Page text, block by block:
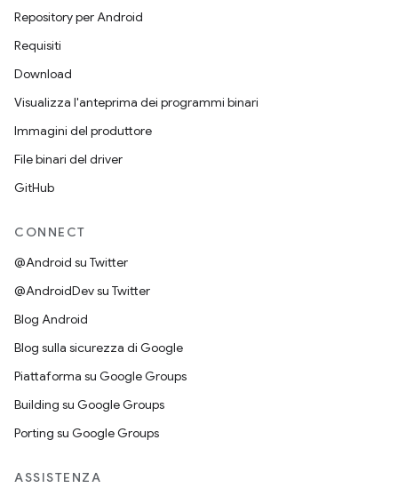
Repository per Android
Requisiti
Download
Visualizza l'anteprima dei programmi binari
Immagini del produttore
File binari del driver
GitHub
CONNECT
@Android su Twitter
@AndroidDev su Twitter
Blog Android
Blog sulla sicurezza di Google
Piattaforma su Google Groups
Building su Google Groups
Porting su Google Groups
ASSISTENZA